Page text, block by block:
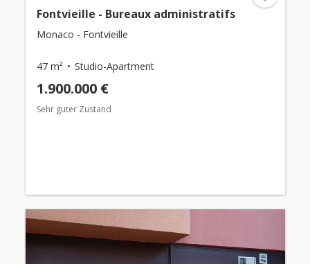
Fontvieille - Bureaux administratifs
Monaco - Fontvieille
47 m² Studio-Apartment
1.900.000 €
Sehr guter Zustand